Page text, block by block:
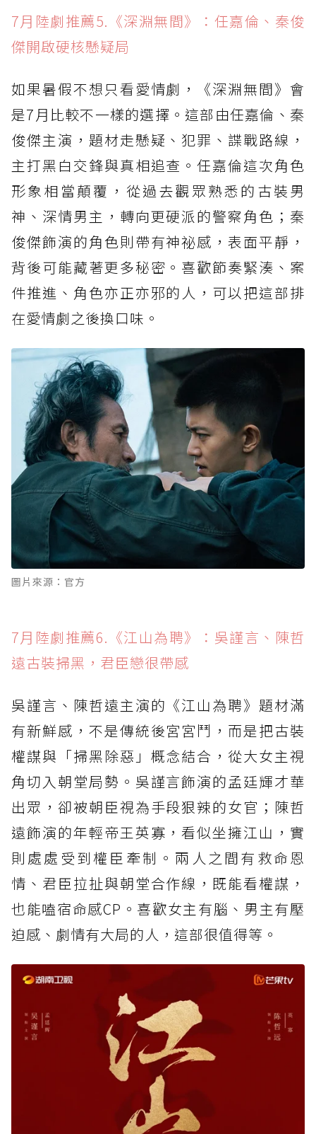
7月陸劇推薦5.《深淵無間》：任嘉倫、秦俊
傑開啟硬核懸疑局
如果暑假不想只看愛情劇，《深淵無間》會
是7月比較不一樣的選擇。這部由任嘉倫、秦
俊傑主演，題材走懸疑、犯罪、諜戰路線，
主打黑白交鋒與真相追查。任嘉倫這次角色
形象相當顛覆，從過去觀眾熟悉的古裝男
神、深情男主，轉向更硬派的警察角色；秦
俊傑飾演的角色則帶有神祕感，表面平靜，
背後可能藏著更多秘密。喜歡節奏緊湊、案
件推進、角色亦正亦邪的人，可以把這部排
在愛情劇之後換口味。
圖片來源：官方
7月陸劇推薦6.《江山為聘》：吳謹言、陳哲
遠古裝掃黑，君臣戀很帶感
吳謹言、陳哲遠主演的《江山為聘》題材滿
有新鮮感，不是傳統後宮宮鬥，而是把古裝
權謀與「掃黑除惡」概念結合，從大女主視
角切入朝堂局勢。吳謹言飾演的孟廷輝才華
出眾，卻被朝臣視為手段狠辣的女官；陳哲
遠飾演的年輕帝王英寡，看似坐擁江山，實
則處處受到權臣牽制。兩人之間有救命恩
情、君臣拉扯與朝堂合作線，既能看權謀，
也能嗑宿命感CP。喜歡女主有腦、男主有壓
迫感、劇情有大局的人，這部很值得等。